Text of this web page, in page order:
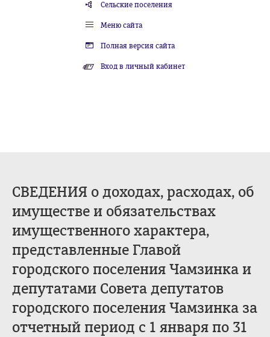
Сельские поселения
Меню сайта
Полная версия сайта
Вход в личный кабинет
СВЕДЕНИЯ о доходах, расходах, об
имуществе и обязательствах
имущественного характера,
представленные Главой
городского поселения Чамзинка и
депутатами Совета депутатов
городского поселения Чамзинка за
отчетный период с 1 января по 31